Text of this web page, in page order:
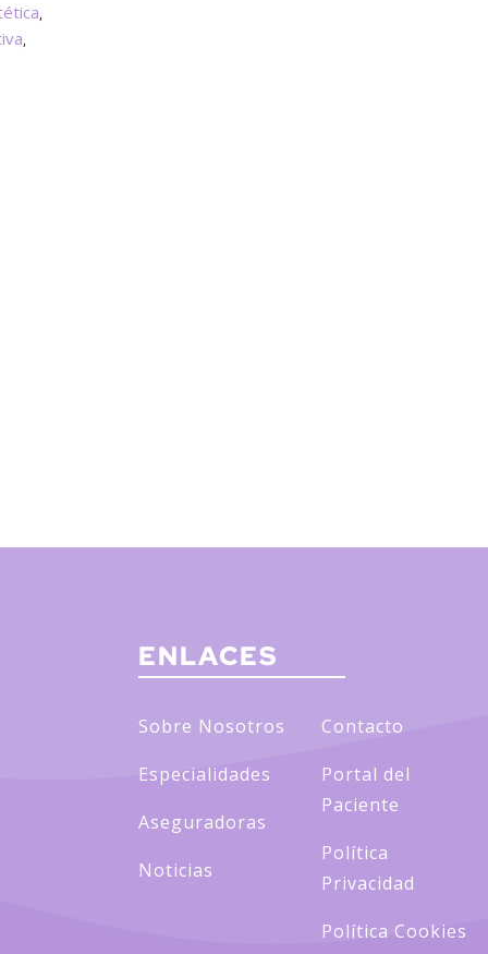
,
,
ENLACES
Sobre Nosotros
Especialidades
Aseguradoras
Noticias
Contacto
Portal del
Paciente
Política
Privacidad
Política Cookies